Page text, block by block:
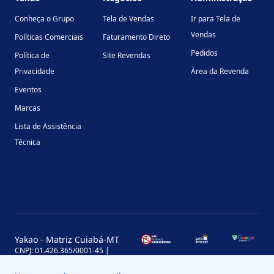
Conheça o Grupo
Políticas Comerciais
Política de
Privacidade
Eventos
Marcas
Lista de Assistência
Técnica
Tela de Vendas
Faturamento Direto
Site Revendas
Ir para Tela de
Vendas
Pedidos
Área da Revenda
Yakao - Matriz Cuiabá-MT
CNPJ: 01.426.365/0001-45 |